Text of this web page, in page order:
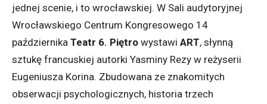
jednej scenie, i to wrocławskiej. W Sali audytoryjnej
Wrocławskiego Centrum Kongresowego 14
października Teatr 6. Piętro wystawi ART, słynną
sztukę francuskiej autorki Yasminy Rezy w reżyserii
Eugeniusza Korina. Zbudowana ze znakomitych
obserwacji psychologicznych, historia trzech